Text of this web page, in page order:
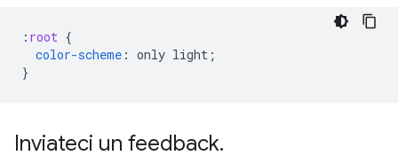
: root {
color-scheme : only light ;
}
Inviateci un feedback.